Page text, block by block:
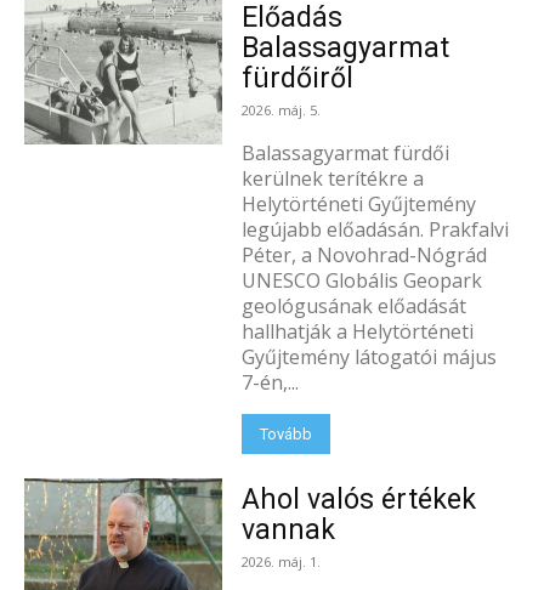
Előadás
Balassagyarmat
fürdőiről
2026. máj. 5.
Balassagyarmat fürdői
kerülnek terítékre a
Helytörténeti Gyűjtemény
legújabb előadásán. Prakfalvi
Péter, a Novohrad-Nógrád
UNESCO Globális Geopark
geológusának előadását
hallhatják a Helytörténeti
Gyűjtemény látogatói május
7-én,...
Tovább
Ahol valós értékek
vannak
2026. máj. 1.